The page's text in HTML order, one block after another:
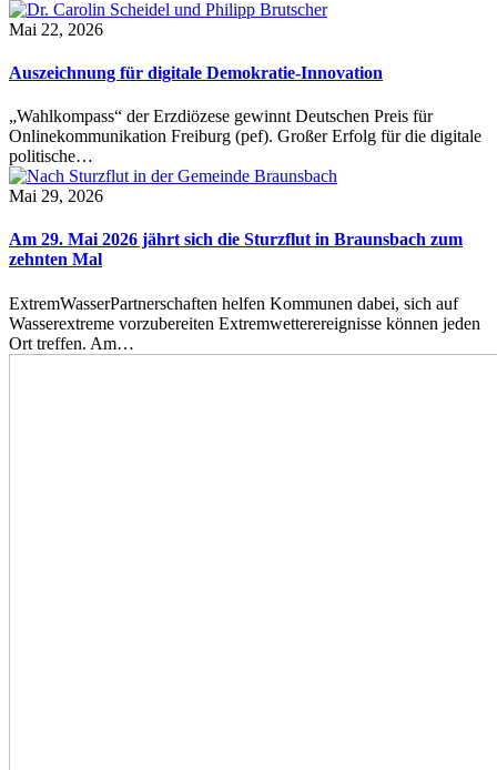
Mai 22, 2026
Auszeichnung für digitale Demokratie-Innovation
„Wahlkompass“ der Erzdiözese gewinnt Deutschen Preis für
Onlinekommunikation Freiburg (pef). Großer Erfolg für die digitale
politische…
Mai 29, 2026
Am 29. Mai 2026 jährt sich die Sturzflut in Braunsbach zum
zehnten Mal
ExtremWasserPartnerschaften helfen Kommunen dabei, sich auf
Wasserextreme vorzubereiten Extremwetterereignisse können jeden
Ort treffen. Am…